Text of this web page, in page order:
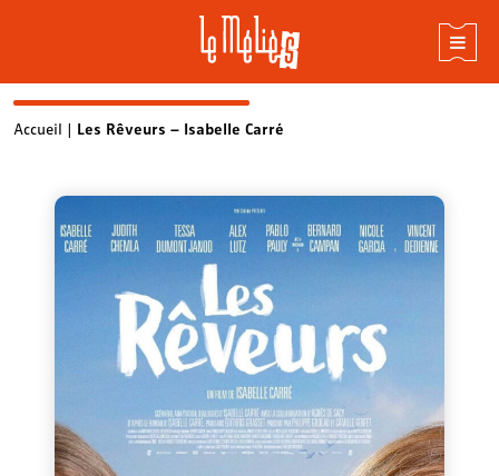
SkipAccueil | Les Rêveurs – Isabelle Carré